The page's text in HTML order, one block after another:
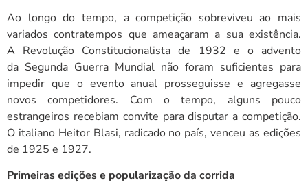
Ao longo do tempo, a competição sobreviveu ao mais
variados contratempos que ameaçaram a sua existência.
A Revolução Constitucionalista de 1932 e o advento
da Segunda Guerra Mundial não foram suficientes para
impedir que o evento anual prosseguisse e agregasse
novos competidores. Com o tempo, alguns pouco
estrangeiros recebiam convite para disputar a competição.
O italiano Heitor Blasi, radicado no país, venceu as edições
de 1925 e 1927.
Primeiras edições e popularização da corrida